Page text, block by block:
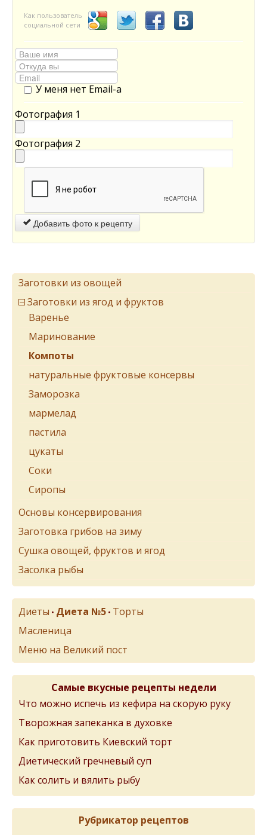
Как пользователь
социальной сети
У меня нет Email-а
Фотография 1
Фотография 2
Добавить фото к рецепту
Заготовки из овощей
Заготовки из ягод и фруктов
Варенье
Маринование
Компоты
натуральные фруктовые консервы
Заморозка
мармелад
пастила
цукаты
Соки
Сиропы
Основы консервирования
Заготовка грибов на зиму
Сушка овощей, фруктов и ягод
Засолка рыбы
Диеты • Диета №5 • Торты
Масленица
Меню на Великий пост
Самые вкусные рецепты недели
Что можно испечь из кефира на скорую руку
Творожная запеканка в духовке
Как приготовить Киевский торт
Диетический гречневый суп
Как солить и вялить рыбу
Рубрикатор рецептов